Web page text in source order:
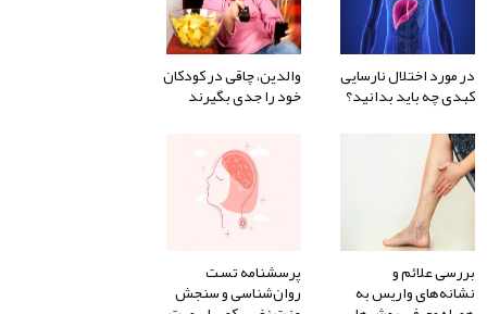
در مورد اختلال نارسایی
کبدی چه باید بدانید؟
والدین، چاقی در کودکان
خود را جدی بگیرند
بررسی علائم و
نشانه‌های واریس به
پرسشنامه تست
روان‌شناسی و سنجش